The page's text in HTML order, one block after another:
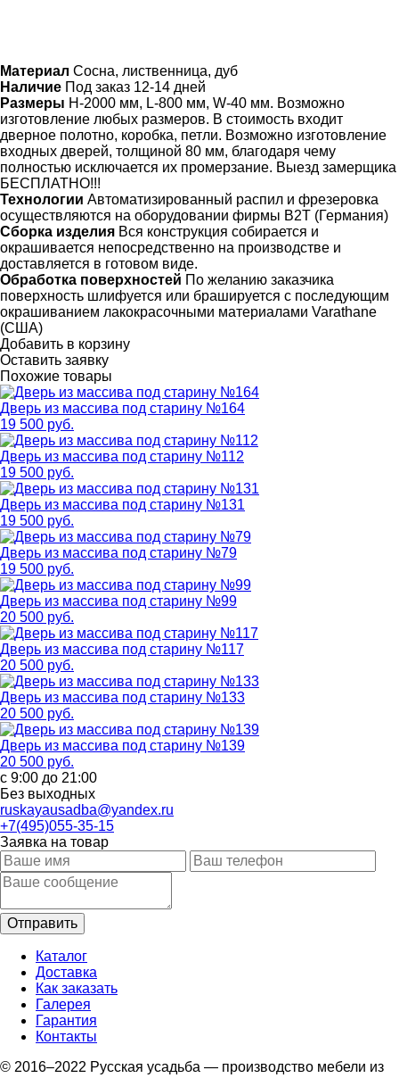
Материал Сосна, лиственница, дуб
Наличие Под заказ 12-14 дней
Размеры Н-2000 мм, L-800 мм, W-40 мм. Возможно
изготовление любых размеров. В стоимость входит
дверное полотно, коробка, петли. Возможно изготовление
входных дверей, толщиной 80 мм, благодаря чему
полностью исключается их промерзание. Выезд замерщика
БЕСПЛАТНО!!!
Технологии Автоматизированный распил и фрезеровка
осуществляются на оборудовании фирмы B2T (Германия)
Сборка изделия Вся конструкция собирается и
окрашивается непосредственно на производстве и
доставляется в готовом виде.
Обработка поверхностей По желанию заказчика
поверхность шлифуется или брашируется с последующим
окрашиванием лакокрасочными материалами Varathane
(США)
Добавить в корзину
Оставить заявку
Похожие товары
Дверь из массива под старину №164
19 500 руб.
Дверь из массива под старину №112
19 500 руб.
Дверь из массива под старину №131
19 500 руб.
Дверь из массива под старину №79
19 500 руб.
Дверь из массива под старину №99
20 500 руб.
Дверь из массива под старину №117
20 500 руб.
Дверь из массива под старину №133
20 500 руб.
Дверь из массива под старину №139
20 500 руб.
с 9:00 до 21:00
Без выходных
ruskayausadba@yandex.ru
+7(495)055-35-15
Заявка на товар
Каталог
Доставка
Как заказать
Галерея
Гарантия
Контакты
© 2016–2022 Русская усадьба — производство мебели из